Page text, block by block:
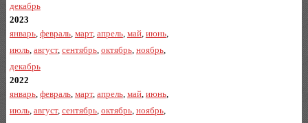
декабрь
2023
январь, февраль, март, апрель, май, июнь,
июль, август, сентябрь, октябрь, ноябрь,
декабрь
2022
январь, февраль, март, апрель, май, июнь,
июль, август, сентябрь, октябрь, ноябрь,